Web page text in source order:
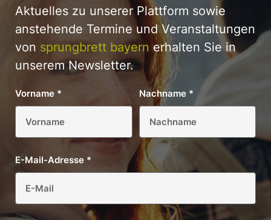
Aktuelles zu unserer Plattform sowie
anstehende Termine und Veranstaltungen
von sprungbrett bayernerhalten Sie in
unserem Newsletter.
Vorname * Nachname *
E-Mail-Adresse *